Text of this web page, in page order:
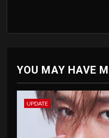
YOU MAY HAVE
UPDATE